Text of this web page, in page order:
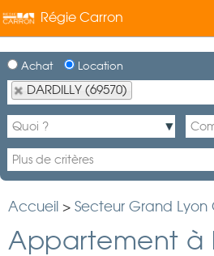
Régie Carron
Achat Location
DARDILLY (69570)
Accueil > Secteur Grand Lyon
Appartement à